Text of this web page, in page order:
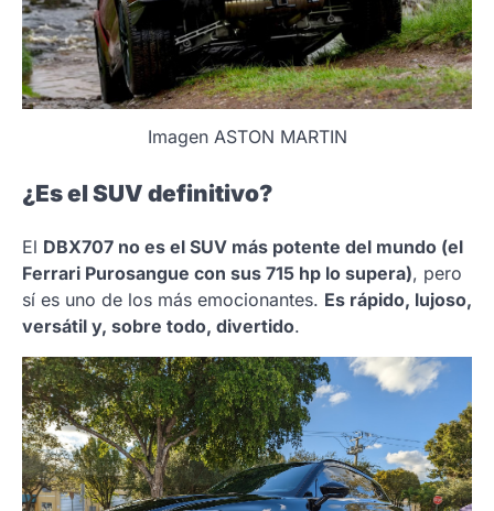
Imagen ASTON MARTIN
¿Es el SUV definitivo?
El DBX707 no es el SUV más potente del mundo (el
Ferrari Purosangue con sus 715 hp lo supera), pero
sí es uno de los más emocionantes. Es rápido, lujoso,
versátil y, sobre todo, divertido.